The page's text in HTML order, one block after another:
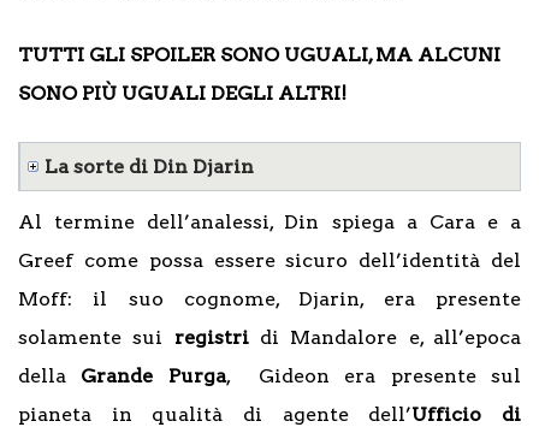
TUTTI GLI SPOILER SONO UGUALI, MA ALCUNI
SONO PIÙ UGUALI DEGLI ALTRI!
La sorte di Din Djarin
Al termine dell’analessi, Din spiega a Cara e a
Greef come possa essere sicuro dell’identità del
Moff: il suo cognome, Djarin, era presente
solamente sui registridi Mandalore e, all’epoca
della Grande Purga, Gideon era presente sul
pianeta in qualità di agente dell’Ufficio di